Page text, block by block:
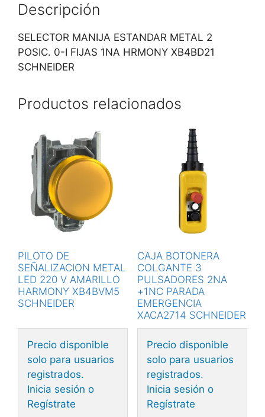
Descripción
SELECTOR MANIJA ESTANDAR METAL 2
POSIC. 0-I FIJAS 1NA HRMONY XB4BD21
SCHNEIDER
Productos relacionados
PILOTO DE
SEÑALIZACION METAL
LED 220 V AMARILLO
HARMONY XB4BVM5
SCHNEIDER
Precio disponible
solo para usuarios
registrados.
Inicia sesión o
Regístrate
CAJA BOTONERA
COLGANTE 3
PULSADORES 2NA
+1NC PARADA
EMERGENCIA
XACA2714 SCHNEIDER
Precio disponible
solo para usuarios
registrados.
Inicia sesión o
Regístrate